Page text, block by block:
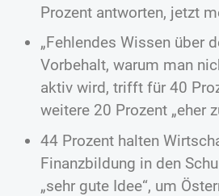
Prozent antworten, jetzt
„Fehlendes Wissen über
Vorbehalt, warum man
aktiv wird, trifft für 40
weitere 20 Prozent „eher
44 Prozent halten
Finanzbildung in den
„sehr gute Idee“, um